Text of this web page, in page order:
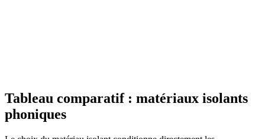
Tableau comparatif : matériaux isolants
phoniques